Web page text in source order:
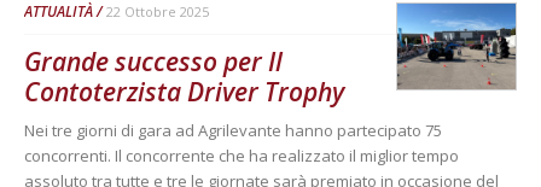
ATTUALITÀ 22 Ottobre 2025
Grande successo per Il
Contoterzista Driver Trophy
Nei tre giorni di gara ad Agrilevante hanno partecipato 75
concorrenti. Il concorrente che ha realizzato il miglior tempo
assoluto tra tutte e tre le giornate sarà premiato in occasione del